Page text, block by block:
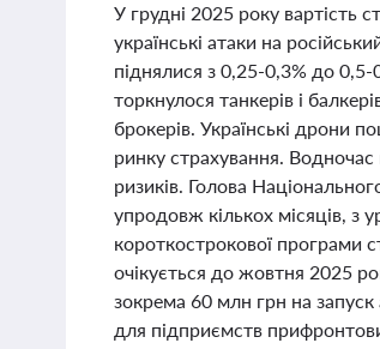
У грудні 2025 року вартість
українські атаки на
піднялися з 0,25-0,3% до
торкнулося танкерів і
брокерів. Українські дрони
ринку страхування.
ризиків. Голова
упродовж кількох місяців, з
короткострокової програми
очікується до жовтня 2025
зокрема 60 млн грн на
для підприємств